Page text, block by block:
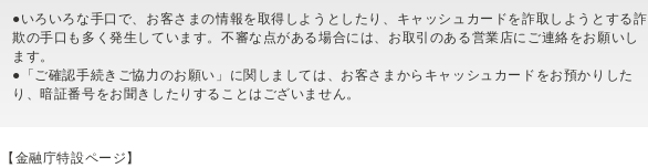
●いろいろな手口で、お客さまの情報を取得しようとしたり、キャッシュカードを詐取しようとする詐
欺の手口も多く発生しています。不審な点がある場合には、お取引のある営業店にご連絡をお願いし
ます。
●「ご確認手続きご協力のお願い」に関しましては、お客さまからキャッシュカードをお預かりした
り、暗証番号をお聞きしたりすることはございません。
【金融庁特設ページ】